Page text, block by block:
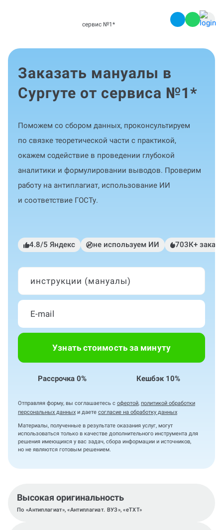
сервис №1 *
Заказать мануалы в
Сургуте от сервиса №1*
Поможем со сбором данных, проконсультируем
по связке теоретической части с практикой,
окажем содействие в проведении глубокой
аналитики и формулировании выводов. Проверим
работу на антиплагиат, использование ИИ
и соответствие ГОСТу.
4.8/5 Яндекс не используем ИИ 703К+
инструкции (мануалы)
Узнать стоимость за минуту
Рассрочка 0% Кешбэк 10%
Отправляя форму, вы соглашаетесь с офертой, политикой обработки
персональных данных и даете согласие на обработку данных
Материалы, полученные в результате оказания услуг, могут
использоваться только в качестве дополнительного инструмента для
решения имеющихся у вас задач, сбора информации и источников,
но не являются готовым решением.
Высокая оригинальность
По «Антиплагиат», «Антиплагиат. ВУЗ», «eTXT»